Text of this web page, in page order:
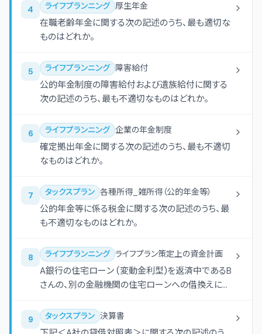
4 ライフプランニング 厚生年金
在職老齢年金に関する次の記述のうち、最も適切な
ものはどれか。
5 ライフプランニング 障害給付
公的年金制度の障害給付および遺族給付に関する
次の記述のうち、最も不適切なものはどれか。
6 ライフプランニング 企業の年金制度
確定拠出年金に関する次の記述のうち、最も不適切
なものはどれか。
7 タックスプラン 各種所得_雑所得（公的年金等）
公的年金等に係る税金に関する次の記述のうち、最
も不適切なものはどれか。
8 ライフプランニング ライフプラン策定上の資金計画
A銀行の住宅ローン (変動金利型)を返済中であるB
さんの、別の金融機関の住宅ローンへの借換えに関
9 タックスプラン 決算書